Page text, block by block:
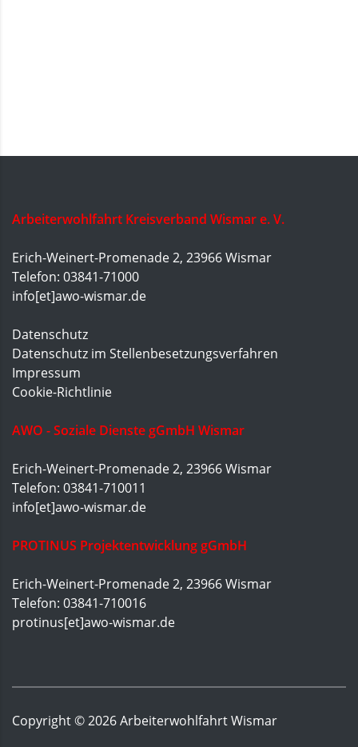
Arbeiterwohlfahrt Kreisverband Wismar e. V.
Erich-Weinert-Promenade 2, 23966 Wismar
Telefon: 03841-71000
info[et]awo-wismar.de
Datenschutz
Datenschutz im Stellenbesetzungsverfahren
Impressum
Cookie-Richtlinie
AWO - Soziale Dienste gGmbH Wismar
Erich-Weinert-Promenade 2, 23966 Wismar
Telefon: 03841-710011
info[et]awo-wismar.de
PROTINUS Projektentwicklung gGmbH
Erich-Weinert-Promenade 2, 23966 Wismar
Telefon: 03841-710016
protinus[et]awo-wismar.de
Copyright ©2026Arbeiterwohlfahrt Wismar